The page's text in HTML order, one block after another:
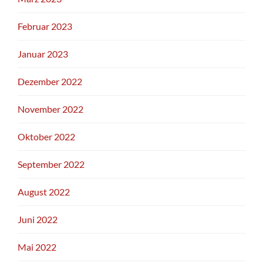
Februar 2023
Januar 2023
Dezember 2022
November 2022
Oktober 2022
September 2022
August 2022
Juni 2022
Mai 2022